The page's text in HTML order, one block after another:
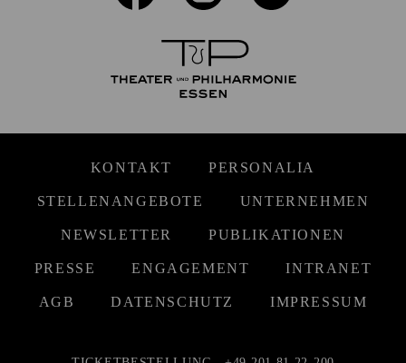
KONTAKT PERSONALIA
STELLENANGEBOTE UNTERNEHMEN
NEWSLETTER PUBLIKATIONEN
PRESSE ENGAGEMENT INTRANET
AGB DATENSCHUTZ IMPRESSUM